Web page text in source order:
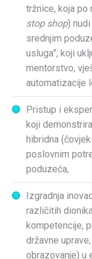
tržnice, koja po
stop shop)
srednjim
usluga”, koji
mentorstvo,
automatizacije
Pristup i
koji
hibridna
poslovnim
poduzeća,
Izgradnja
različitih
kompetencije,
državne
obrazovanje) u